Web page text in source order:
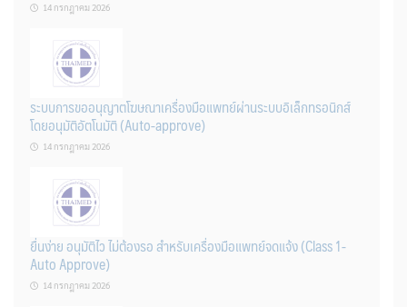
14 กรกฎาคม 2026
ระบบการขออนุญาตโฆษณาเครื่องมือแพทย์ผ่านระบบอิเล็กทรอนิกส์
โดยอนุมัติอัตโนมัติ (Auto-approve)
14 กรกฎาคม 2026
ยื่นง่าย อนุมัติไว ไม่ต้องรอ สำหรับเครื่องมือแพทย์จดแจ้ง (Class 1-
Auto Approve)
14 กรกฎาคม 2026